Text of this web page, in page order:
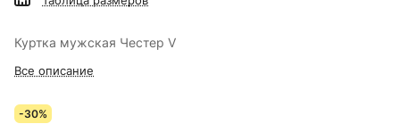
Куртка мужская Честер V
Все описание
-30%